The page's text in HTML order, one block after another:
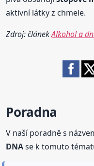
aktivní látky z chmele.
Zdroj: článekAlkohol a
Poradna
V naší poradně s
DNAse k tomuto